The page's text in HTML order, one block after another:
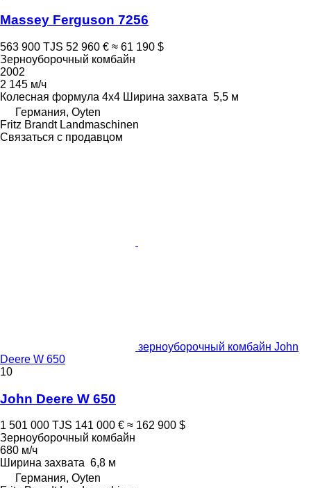
Massey Ferguson 7256
563 900 TJS 52 960 € ≈ 61 190 $
Зерноуборочный комбайн
2002
2 145 м/ч
Колесная формула 4x4 Ширина захвата 5,5 м
Германия, Oyten
Fritz Brandt Landmaschinen
Связаться с продавцом
зерноуборочный комбайн John
Deere W 650
10
John Deere W 650
1 501 000 TJS 141 000 € ≈ 162 900 $
Зерноуборочный комбайн
680 м/ч
Ширина захвата 6,8 м
Германия, Oyten